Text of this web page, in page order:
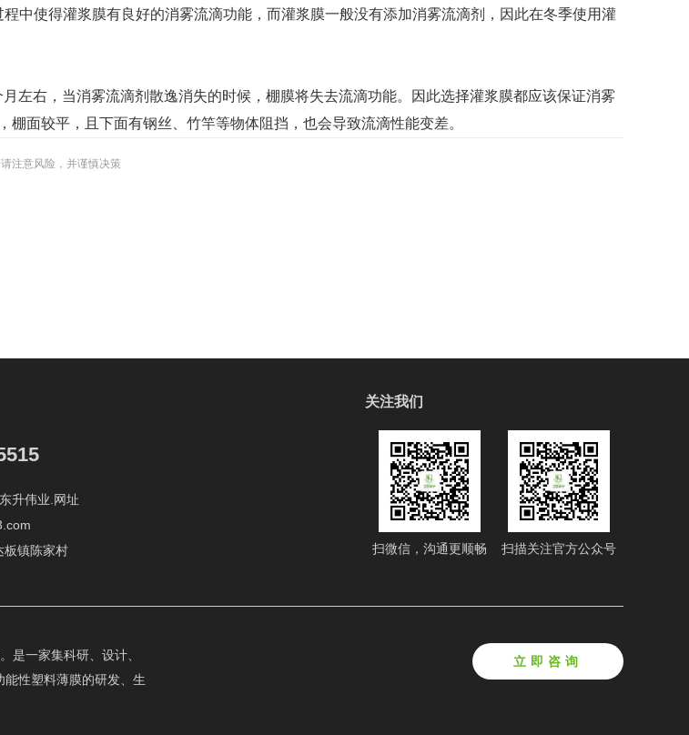
使得灌浆膜有良好的消雾流滴功能，而灌浆膜一般没有添加消雾流滴剂，因此在冬季使用灌
右，当消雾流滴剂散逸消失的时候，棚膜将失去流滴功能。因此选择灌浆膜都应该保证消雾
面较平，且下面有钢丝、竹竿等物体阻挡，也会导致流滴性能变差。
注意风险，并谨慎决策
升伟业.网址
板镇陈家村
关注我们
扫微信，沟通更顺畅 扫描关注官方公众号
立即咨询
是一家集科研、设计、
性塑料薄膜的研发、生